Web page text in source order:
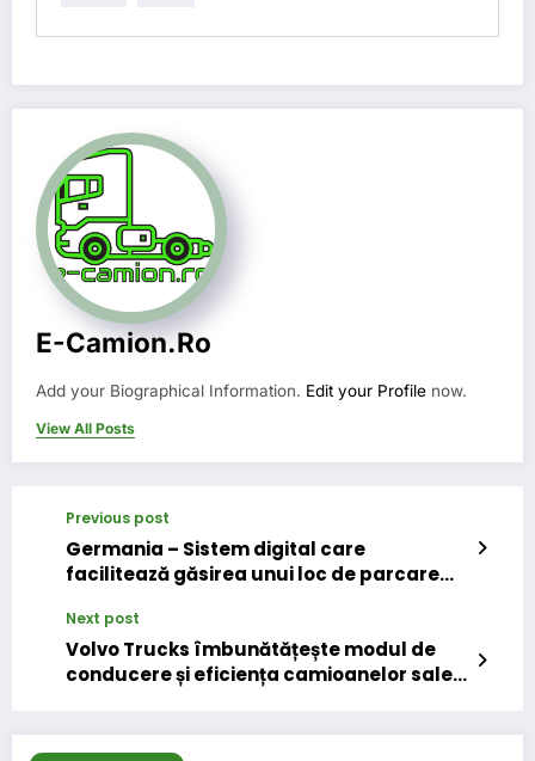
E-Camion.ro
Add your Biographical Information. Edit your Profile now.
View All Posts
Previous post
Germania – Sistem digital care
facilitează găsirea unui loc de parcare
Next post
Volvo Trucks îmbunătățește modul de
conducere și eficiența camioanelor sale